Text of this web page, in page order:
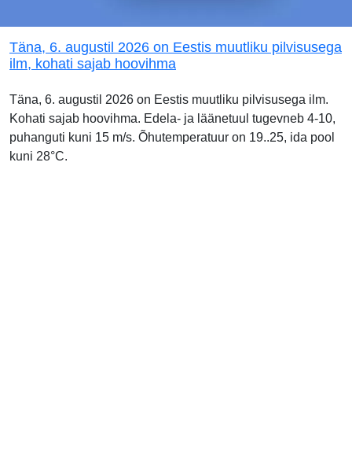
Täna, 6. augustil 2026 on Eestis muutliku pilvisusega
ilm, kohati sajab hoovihma
Täna, 6. augustil 2026 on Eestis muutliku pilvisusega ilm.
Kohati sajab hoovihma. Edela- ja läänetuul tugevneb 4-10,
puhanguti kuni 15 m/s. Õhutemperatuur on 19..25, ida pool
kuni 28°C.